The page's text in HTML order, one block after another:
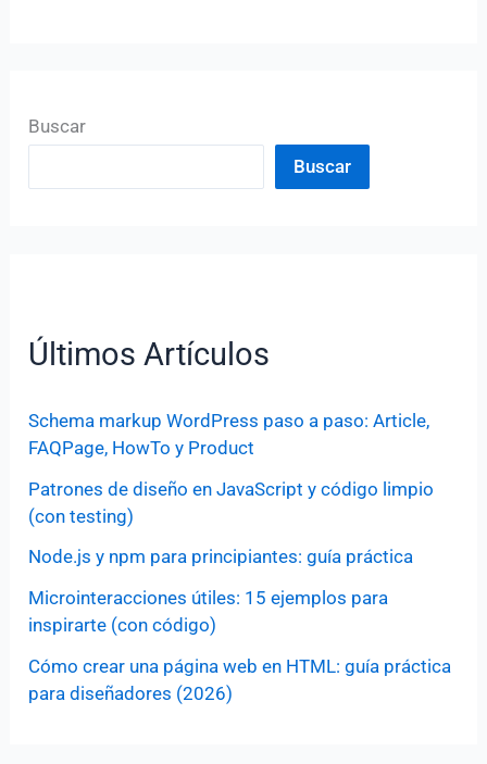
Buscar
Buscar
Últimos Artículos
Schema markup WordPress paso a paso: Article,
FAQPage, HowTo y Product
Patrones de diseño en JavaScript y código limpio
(con testing)
Node.js y npm para principiantes: guía práctica
Microinteracciones útiles: 15 ejemplos para
inspirarte (con código)
Cómo crear una página web en HTML: guía práctica
para diseñadores (2026)